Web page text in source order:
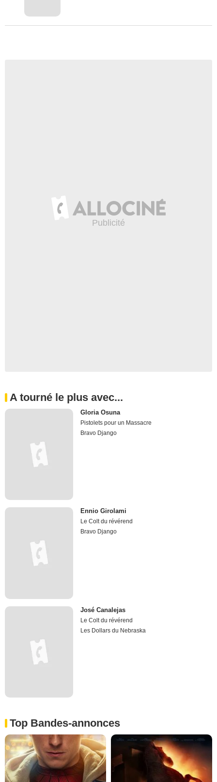
A tourné le plus avec...
Gloria Osuna
Pistolets pour un Massacre
Bravo Django
Ennio Girolami
Le Colt du révérend
Bravo Django
José Canalejas
Le Colt du révérend
Les Dollars du Nebraska
Top Bandes-annonces